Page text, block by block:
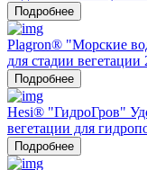
Подробнее
Plagron® "Морские
для стадии
Подробнее
Hesi® "ГидроГров"
вегетации для
Подробнее